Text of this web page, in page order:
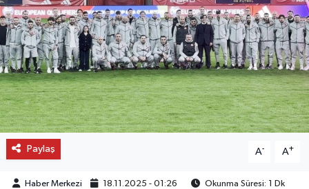
Paylaş A- A+
Haber Merkezi 18.11.2025 - 01:26 Okunma Süresi: 1 Dk
OTO DETAY
SAĞLIK
SON DAKİKA
SPOR
FİNANS